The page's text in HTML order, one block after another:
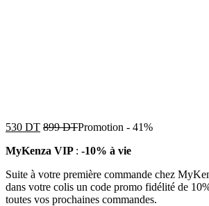
530 DT 899DTPromotion - 41%
MyKenza VIP : -10% à vie
Suite à votre première commande chez
dans votre colis un code promo fidélité de
toutes vos prochaines commandes.